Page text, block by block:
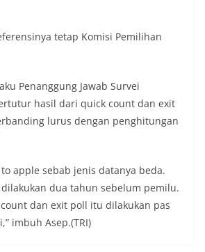
tetap Komisi Pemilihan
Penanggung Jawab Survei
hasil dari quick count dan exit
lurus dengan penghitungan
apple sebab jenis datanya beda.
dua tahun sebelum pemilu.
dan exit poll itu dilakukan pas
imbuh Asep.(TRI)